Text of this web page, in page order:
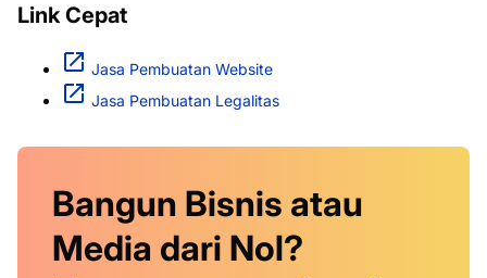
Link Cepat
Jasa Pembuatan Website
Jasa Pembuatan Legalitas
Bangun Bisnis atau
Media dari Nol?